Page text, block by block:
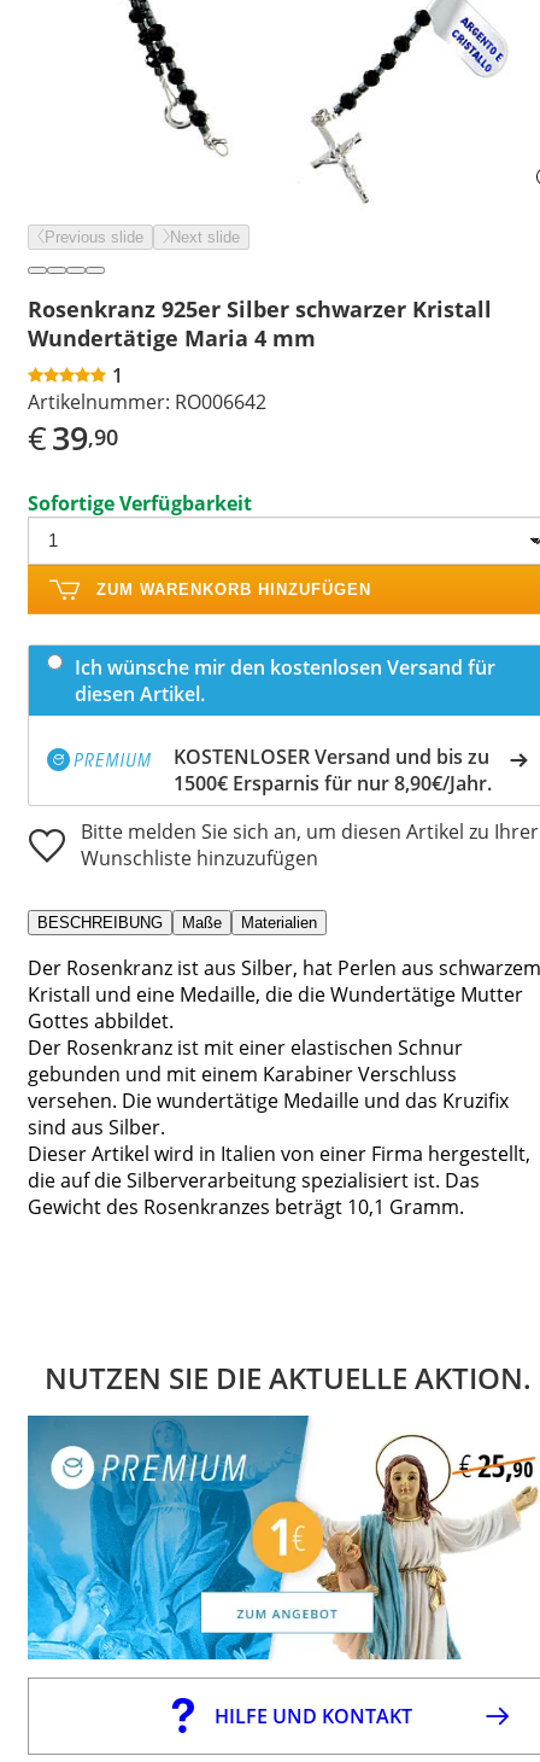
Previous slide Next slide
Rosenkranz 925er Silber schwarzer Kristall
Wundertätige Maria 4 mm
1
Artikelnummer: RO006642
€39,90
Sofortige Verfügbarkeit
ZUM WARENKORB HINZUFÜGEN
Ich wünsche mir den kostenlosen Versand für
diesen Artikel.
KOSTENLOSER Versand und bis zu
1500€ Ersparnis für nur 8,90€/Jahr.
Bitte melden Sie sich an, um diesen Artikel zu Ihrer
Wunschliste hinzuzufügen
BESCHREIBUNG Maße Materialien
Der Rosenkranz ist aus Silber, hat Perlen aus schwarzem
Kristall und eine Medaille, die die Wundertätige Mutter
Gottes abbildet.
Der Rosenkranz ist mit einer elastischen Schnur
gebunden und mit einem Karabiner Verschluss
versehen. Die wundertätige Medaille und das Kruzifix
sind aus Silber.
Dieser Artikel wird in Italien von einer Firma hergestellt,
die auf die Silberverarbeitung spezialisiert ist. Das
Gewicht des Rosenkranzes beträgt 10,1 Gramm.
NUTZEN SIE DIE AKTUELLE AKTION.
HILFE UND KONTAKT